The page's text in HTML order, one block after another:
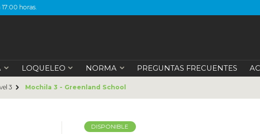
horas.
LOQUELEO NORMA PREGUNTAS FRECUENTES
3 Mochila 3 - Greenland School
DISPONIBLE